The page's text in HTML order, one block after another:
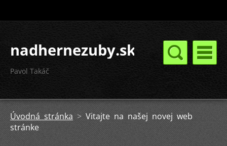
nadhernezuby.sk
Pavol Takáč
Úvodná stránka > Vitajte na našej novej web
stránke